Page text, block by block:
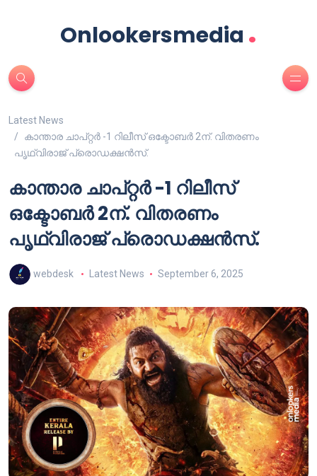
Onlookersmedia .
Latest News
കാന്താര ചാപ്റ്റർ -1 റിലീസ് ഒക്ടോബർ 2ന്. വിതരണം
പൃഥ്വിരാജ് പ്രൊഡക്ഷൻസ്.
കാന്താര ചാപ്റ്റർ -1 റിലീസ്
ഒക്ടോബർ 2ന്. വിതരണം
പൃഥ്വിരാജ് പ്രൊഡക്ഷൻസ്.
webdesk Latest News September 6, 2025